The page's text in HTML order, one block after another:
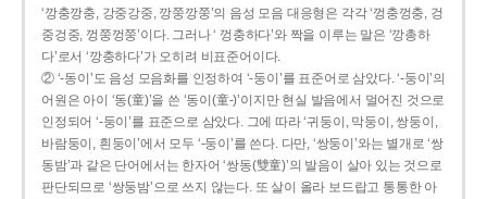
‘깡충깡충, 강중강중, 깡쭝깡쭝’의 음성 모음 대응형은 각각 ‘껑충껑충, 겅
중겅중, 껑쭝껑쭝’이다. 그러나 ‘ 껑충하다’와 짝을 이루는 말은 ‘깡총하
다’로서 ‘깡충하다’가 오히려 비표준어이다.
② ‘-동이’도 음성 모음화를 인정하여 ‘-둥이’를 표준어로 삼았다. ‘-둥이’의
어원은 아이 ‘동(童)’을 쓴 ‘동이(童-)’이지만 현실 발음에서 멀어진 것으로
인정되어 ‘-둥이’를 표준으로 삼았다. 그에 따라 ‘귀둥이, 막둥이, 쌍둥이,
바람둥이, 흰둥이’에서 모두 ‘-둥이’를 쓴다. 다만, ‘쌍둥이’와는 별개로 ‘쌍
동밤’과 같은 단어에서는 한자어 ‘쌍동(雙童)’의 발음이 살아 있는 것으로
판단되므로 ‘쌍둥밤’으로 쓰지 않는다. 또 살이 올라 보드랍고 통통한 아